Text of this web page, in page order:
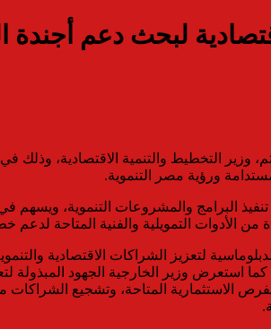
لبحث دعم أجندة
التخطيط والتنمية الاقتصادية، وذلك
ورؤية مصر التنموية.
البرامج والمشروعات التنموية، ويسهم
الأدوات التمويلية والفنية المتاحة لدعم
لتعزيز الشراكات الاقتصادية
استعرض وزير الخارجية الجهود المبذولة
الاستثمارية المتاحة، وتشجيع الشراكات